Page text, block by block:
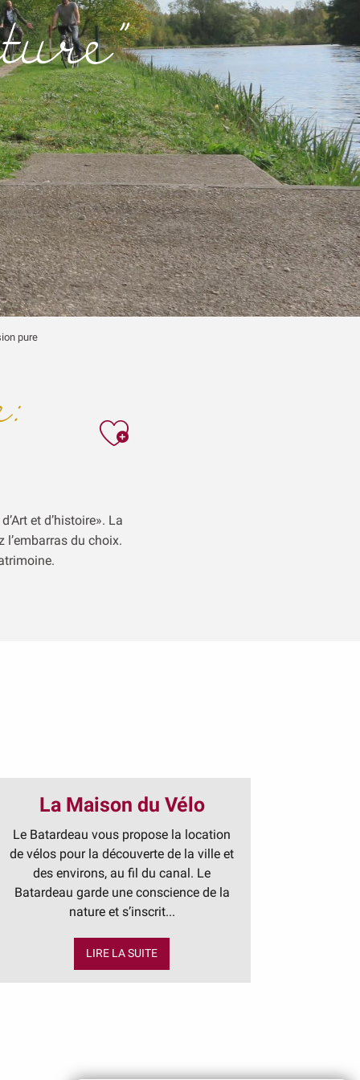
pure
Ajouter aux
et d’histoire». La
l’embarras du choix.
La Maison du Vélo
Le Batardeau vous propose la location
de vélos pour la découverte de la ville et
des environs, au fil du canal. Le
Batardeau garde une conscience de la
nature et s’inscrit...
LIRE LA SUITE